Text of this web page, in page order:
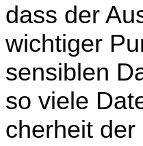
dass der
wichtiger
sensiblen
so viele
cherheit